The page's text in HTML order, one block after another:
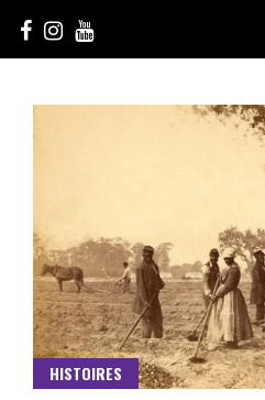
content
sunuculture
HISTOIRES